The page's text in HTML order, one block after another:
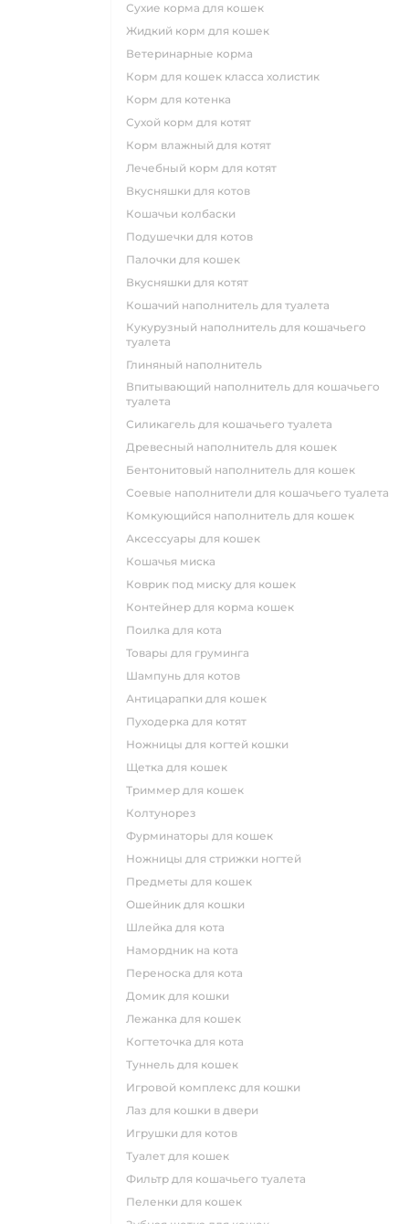
сухие корма для кошек
жидкий корм для кошек
ветеринарные корма
корм для кошек класса холистик
корм для котенка
сухой корм для котят
корм влажный для котят
лечебный корм для котят
вкусняшки для котов
кошачьи колбаски
подушечки для котов
палочки для кошек
вкусняшки для котят
кошачий наполнитель для туалета
кукурузный наполнитель для кошачьего
туалета
глиняный наполнитель
впитывающий наполнитель для кошачьего
туалета
силикагель для кошачьего туалета
древесный наполнитель для кошек
бентонитовый наполнитель для кошек
соевые наполнители для кошачьего туалета
комкующийся наполнитель для кошек
аксессуары для кошек
кошачья миска
коврик под миску для кошек
контейнер для корма кошек
поилка для кота
товары для груминга
шампунь для котов
антицарапки для кошек
пуходерка для котят
ножницы для когтей кошки
щетка для кошек
триммер для кошек
колтунорез
фурминаторы для кошек
ножницы для стрижки ногтей
предметы для кошек
ошейник для кошки
шлейка для кота
намордник на кота
переноска для кота
домик для кошки
лежанка для кошек
когтеточка для кота
туннель для кошек
игровой комплекс для кошки
лаз для кошки в двери
игрушки для котов
туалет для кошек
фильтр для кошачьего туалета
пеленки для кошек